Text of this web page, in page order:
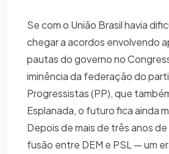
Se com o União Brasil havia
chegar a acordos envolvendo
pautas do governo no
iminência da federação do
Progressistas (PP), que
Esplanada, o futuro fica ainda
Depois de mais de três anos
fusão entre DEM e PSL — um